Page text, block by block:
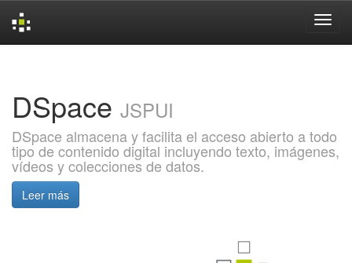
DSpace JSPUI
DSpace almacena y facilita el acceso abierto a todo
tipo de contenido digital incluyendo texto, imágenes,
vídeos y colecciones de datos.
Leer más